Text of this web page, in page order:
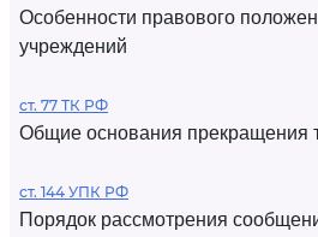
Особенности правового
учреждений
ст. 77 ТК РФ
Общие основания прекращения
ст. 144 УПК РФ
Порядок рассмотрения